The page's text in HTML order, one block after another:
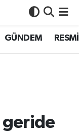
GÜNDEM
geride